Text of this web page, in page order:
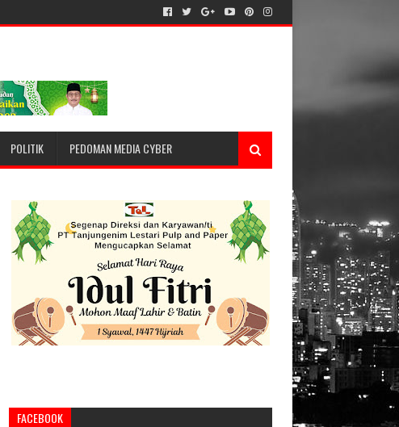
POLITIK PEDOMAN MEDIA CYBER
FACEBOOK